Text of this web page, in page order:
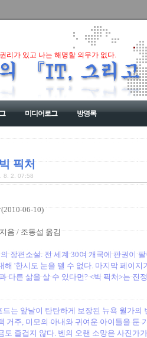
리가 있고 나는 해명할 의무가 없다.
미디어로그 방명록
픽처
8. 2. 07:58
06-10)
음 / 조동섭 옮김
장편소설. 전 세계 30여 개국에 판권이
해 '한시도 눈을 뗄 수 없다. 마지막 페이
다른 삶을 살 수 있다면? <빅 픽처>는 진
드는 앞날이 탄탄하게 보장된 뉴욕 월가의
거주, 미모의 아내와 귀여운 아이들을
도 즐겁지 않다. 벤의 오랜 소망은 사진가